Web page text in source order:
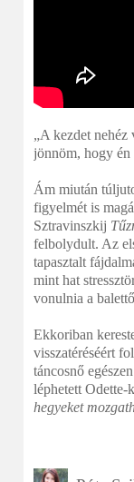
„A kezdet
jönnöm, hogy én
Ám miután
figyelmét is
Sztravinszkij
felbolydult. Az
tapasztalt
mint hat
vonulnia a
Ekkoriban
visszatéréséért
táncosnő
léphetett Odette-
hegyeket